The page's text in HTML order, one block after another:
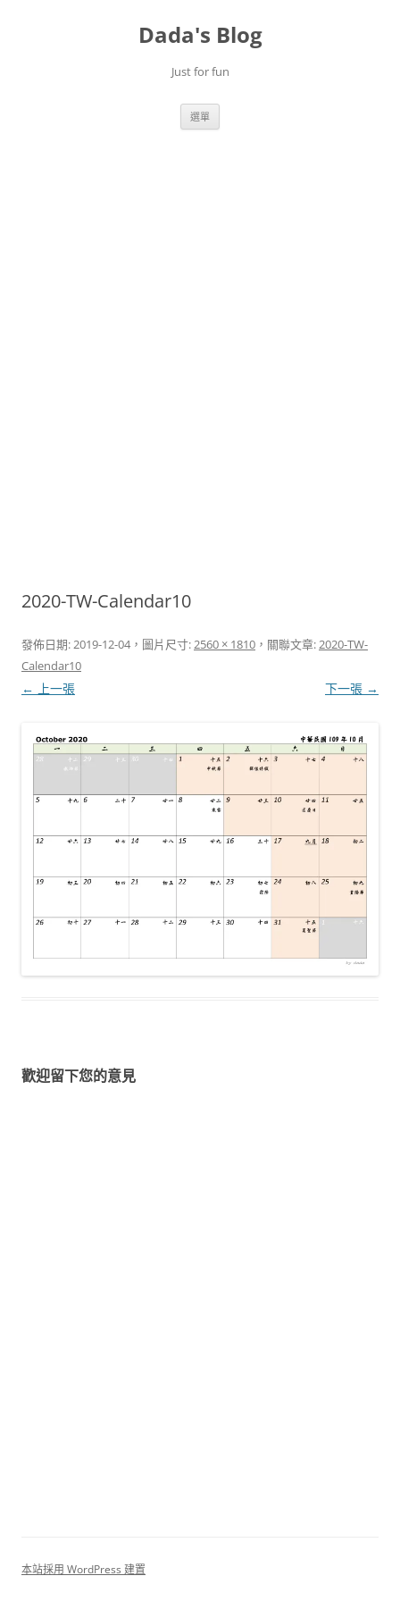
Dada's Blog
Just for fun
選單
2020-TW-Calendar10
發佈日期:2019-12-04，圖片尺寸:2560 × 1810 ，關聯文章:2020-TW-
Calendar10
← 上一張 下一張 →
歡迎留下您的意見
本站採用 WordPress 建置